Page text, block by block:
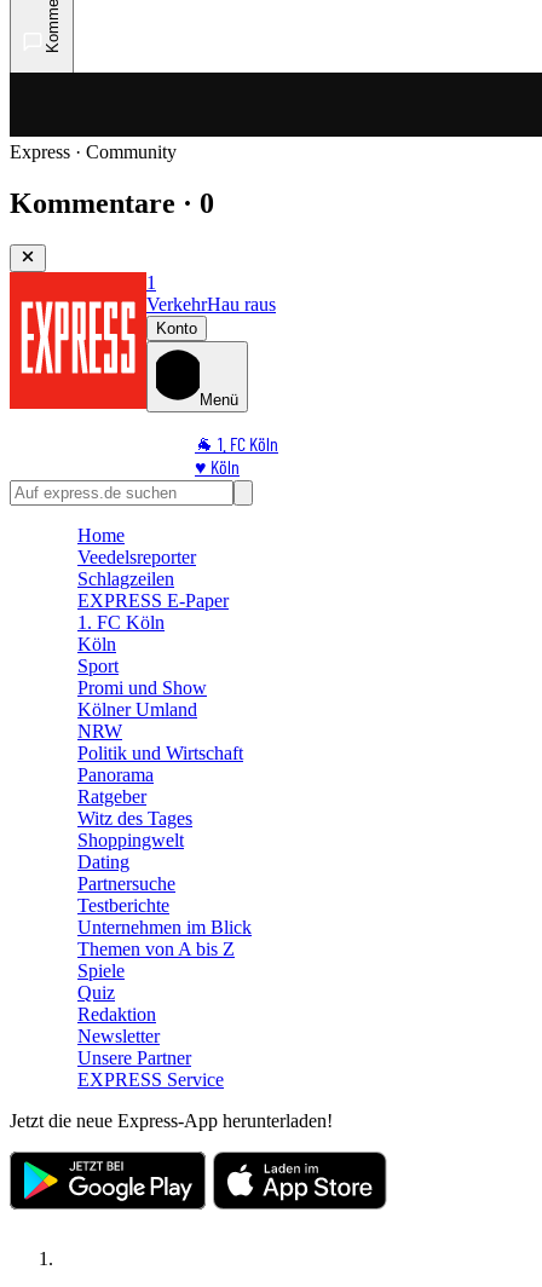
Express · Community
Kommentare · 0
1
VerkehrHau raus
Konto
Menü
🐐 1. FC Köln
♥️ Köln
⭐ Promi
🛒 Shoppingwelt
Home
Veedelsreporter
Schlagzeilen
EXPRESS E-Paper
1. FC Köln
Köln
Sport
Promi und Show
Kölner Umland
NRW
Politik und Wirtschaft
Panorama
Ratgeber
Witz des Tages
Shoppingwelt
Dating
Partnersuche
Testberichte
Unternehmen im Blick
Themen von A bis Z
Spiele
Quiz
Redaktion
Newsletter
Unsere Partner
EXPRESS Service
Jetzt die neue Express-App herunterladen!